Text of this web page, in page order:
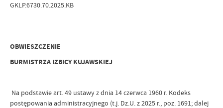
GKLP.6730.70.2025.KB
OBWIESZCZENIE
BURMISTRZA IZBICY KUJAWSKIEJ
Na podstawie art. 49 ustawy z dnia 14 czerwca 1960 r. Kodeks
postępowania administracyjnego (t.j. Dz.U. z 2025 r., poz. 1691; dalej